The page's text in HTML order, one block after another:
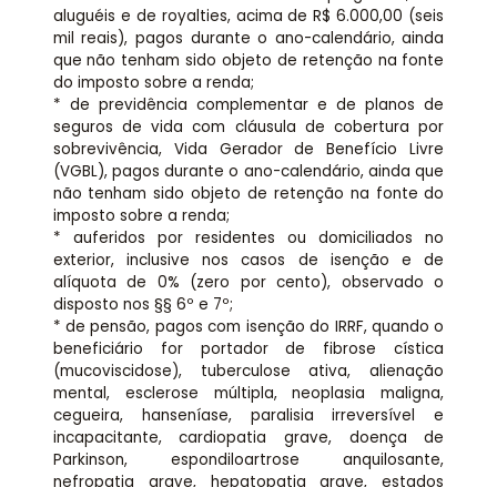
aluguéis e de royalties, acima de R$ 6.000,00 (seis
mil reais), pagos durante o ano-calendário, ainda
que não tenham sido objeto de retenção na fonte
do imposto sobre a renda;
* de previdência complementar e de planos de
seguros de vida com cláusula de cobertura por
sobrevivência, Vida Gerador de Benefício Livre
(VGBL), pagos durante o ano-calendário, ainda que
não tenham sido objeto de retenção na fonte do
imposto sobre a renda;
* auferidos por residentes ou domiciliados no
exterior, inclusive nos casos de isenção e de
alíquota de 0% (zero por cento), observado o
disposto nos §§ 6º e 7º;
* de pensão, pagos com isenção do IRRF, quando o
beneficiário for portador de fibrose cística
(mucoviscidose), tuberculose ativa, alienação
mental, esclerose múltipla, neoplasia maligna,
cegueira, hanseníase, paralisia irreversível e
incapacitante, cardiopatia grave, doença de
Parkinson, espondiloartrose anquilosante,
nefropatia grave, hepatopatia grave, estados